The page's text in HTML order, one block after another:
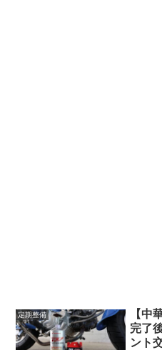
定期整備
【中
完了
ント